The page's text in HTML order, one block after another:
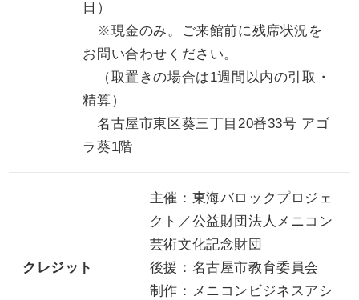
日）
※現金のみ。ご来館前に残席状況を
お問い合わせください。
（取置きの場合は1週間以内の引取・
精算）
名古屋市東区葵三丁目20番33号 アゴ
ラ葵1階
クレジット
主催：東海バロックプロジェ
クト／公益財団法人メニコン
芸術文化記念財団
後援：名古屋市教育委員会
制作：メニコンビジネスアシ